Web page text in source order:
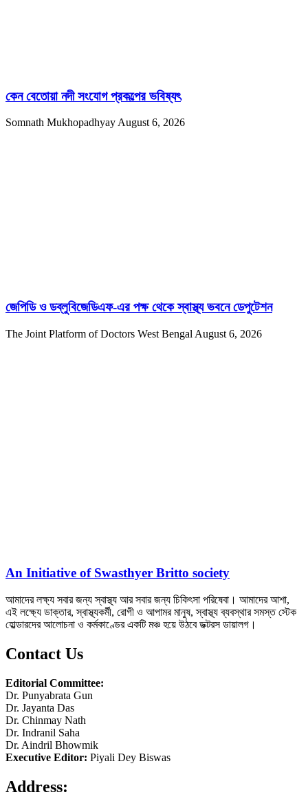
কেন বেতোয়া নদী সংযোগ প্রকল্পের ভবিষ্যৎ
Somnath Mukhopadhyay August 6, 2026
জেপিডি ও ডব্লুবিজেডিএফ-এর পক্ষ থেকে স্বাস্থ্য ভবনে ডেপুটেশন
The Joint Platform of Doctors West Bengal August 6, 2026
An Initiative of Swasthyer Britto society
আমাদের লক্ষ্য সবার জন্য স্বাস্থ্য আর সবার জন্য চিকিৎসা পরিষেবা। আমাদের আশা,
এই লক্ষ্যে ডাক্তার, স্বাস্থ্যকর্মী, রোগী ও আপামর মানুষ, স্বাস্থ্য ব্যবস্থার সমস্ত স্টেক
হোল্ডারদের আলোচনা ও কর্মকাণ্ডের একটি মঞ্চ হয়ে উঠবে ডক্টরস ডায়ালগ।
Contact Us
Editorial Committee:
Dr. Punyabrata Gun
Dr. Jayanta Das
Dr. Chinmay Nath
Dr. Indranil Saha
Dr. Aindril Bhowmik
Executive Editor: Piyali Dey Biswas
Address: